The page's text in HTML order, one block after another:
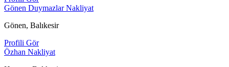
Gönen Duymazlar Nakliyat
Gönen, Balıkesir
Profili Gör
Özhan Nakliyat